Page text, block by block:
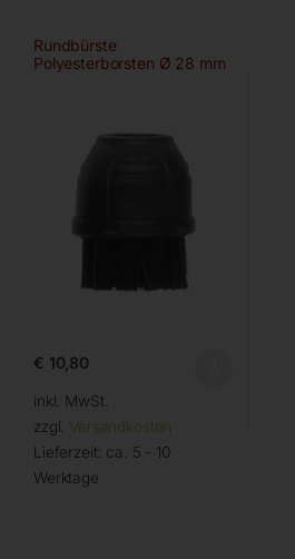
Rundbürste
Polyesterborsten Ø 28 mm
€ 10,80
inkl. MwSt.
zzgl. Versandkosten
Lieferzeit: ca. 5 - 10
Werktage